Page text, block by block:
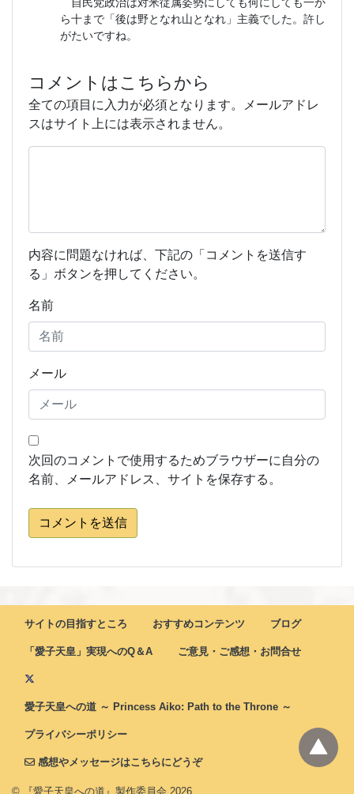
ら十まで「後は野となれ山となれ」主義でした。許し
がたいですね。
コメントはこちらから
全ての項目に入力が必須となります。メールアドレ
スはサイト上には表示されません。
内容に問題なければ、下記の「コメントを送信す
る」ボタンを押してください。
名前
メール
次回のコメントで使用するためブラウザーに自分の
名前、メールアドレス、サイトを保存する。
コメントを送信
サイトの目指すところ おすすめコンテンツ ブログ
「愛子天皇」実現へのQ＆A ご意見・ご感想・お問合せ
愛子天皇への道 ～ Princess Aiko: Path to the Throne ～
プライバシーポリシー
感想やメッセージはこちらにどうぞ
© 『愛子天皇への道』製作委員会 2026